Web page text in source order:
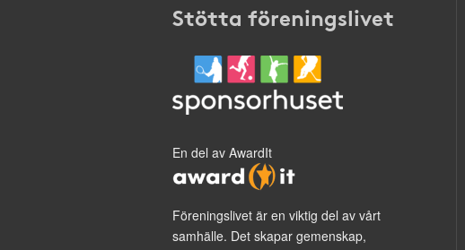
Stötta föreningslivet
En del av AwardIt
Föreningslivet är en viktig del av vårt
samhälle. Det skapar gemenskap,